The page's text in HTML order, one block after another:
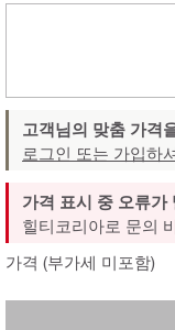
고객님의 맞춤 가격
로그인 또는 가입하
가격 (부가세 미포함)
가격 표시 중 오류가
힐티코리아로 문의